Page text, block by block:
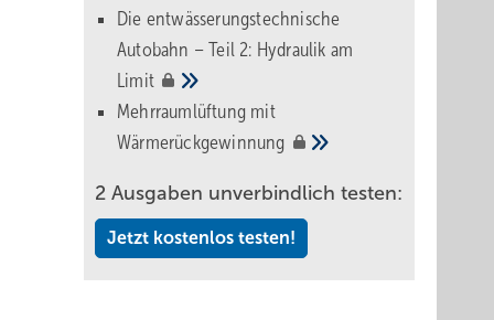
Die entwässerungstechnische
Autobahn – Teil 2: Hydraulik am
Limit
Mehrraumlüftung mit
Wärmerückgewinnung
2 Ausgaben unverbindlich testen:
Jetzt kostenlos testen!